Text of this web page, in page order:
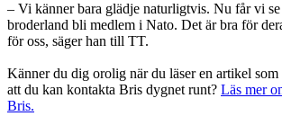
– Vi känner bara glädje naturligtvis. Nu får vi
broderland bli medlem i Nato. Det är bra för
för oss, säger han till TT.
Känner du dig orolig när du läser en artikel
att du kan kontakta Bris dygnet runt? Läs mer
Bris.